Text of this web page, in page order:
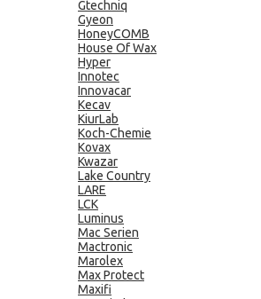
Gtechniq
Gyeon
HoneyCOMB
House Of Wax
Hyper
Innotec
Innovacar
Kecav
KiurLab
Koch-Chemie
Kovax
Kwazar
Lake Country
LARE
LCK
Luminus
Mac Serien
Mactronic
Marolex
Max Protect
Maxifi